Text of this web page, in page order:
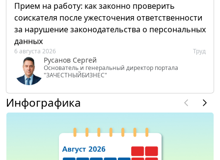
Прием на работу: как законно проверить
соискателя после ужесточения ответственности
за нарушение законодательства о персональных
данных
6 августа 2026 Труд
Русанов Сергей
Основатель и генеральный директор портала
"ЗАЧЕСТНЫЙБИЗНЕС"
Инфографика